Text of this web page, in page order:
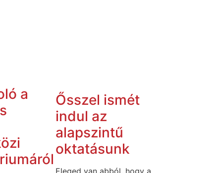
a
Ősszel ismét
indul az
alapszintű
oktatásunk
Eleged van abból, hogy a